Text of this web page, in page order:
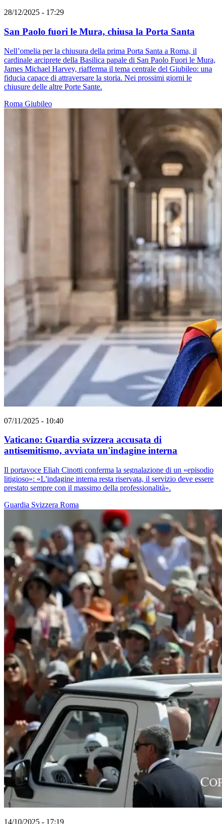
28/12/2025 - 17:29
San Paolo fuori le Mura, chiusa la Porta Santa
Nell’omelia per la chiusura della prima Porta Santa a Roma, il
cardinale arciprete della Basilica papale di San Paolo Fuori le Mura,
James Michael Harvey, riafferma il tema centrale del Giubileo: una
fiducia capace di attraversare la storia. Nei prossimi giorni le
chiusure delle altre Porte Sante.
Roma Giubileo
07/11/2025 - 10:40
Vaticano: Guardia svizzera accusata di
antisemitismo, avviata un'indagine interna
Il portavoce Eliah Cinotti conferma la segnalazione di un «episodio
litigioso»: «L'indagine interna resta riservata, il servizio deve essere
prestato sempre con il massimo della professionalità».
Guardia Svizzera Roma
14/10/2025 - 17:19